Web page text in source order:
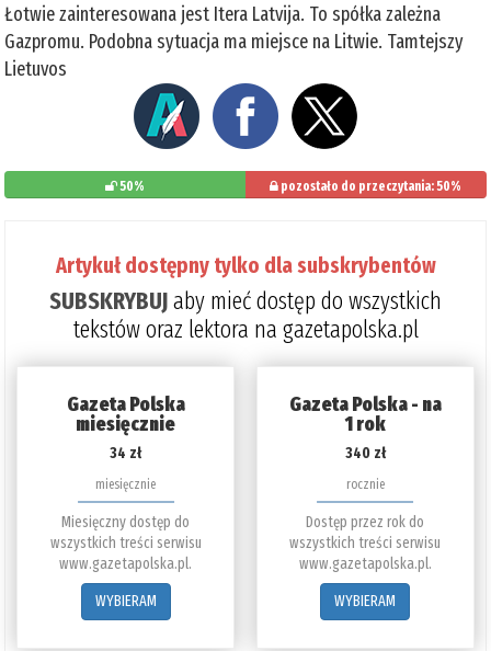
Łotwie zainteresowana jest Itera Latvija. To spółka zależna
Gazpromu. Podobna sytuacja ma miejsce na Litwie. Tamtejszy
Lietuvos
50% pozostało do przeczytania: 50%
Artykuł dostępny tylko dla subskrybentów
SUBSKRYBUJaby mieć dostęp do wszystkich
tekstów oraz lektora na gazetapolska.pl
Gazeta Polska
miesięcznie
34 zł
miesięcznie
Miesięczny dostęp do
wszystkich treści serwisu
www.gazetapolska.pl.
WYBIERAM
Gazeta Polska - na
1 rok
340 zł
rocznie
Dostęp przez rok do
wszystkich treści serwisu
www.gazetapolska.pl.
WYBIERAM